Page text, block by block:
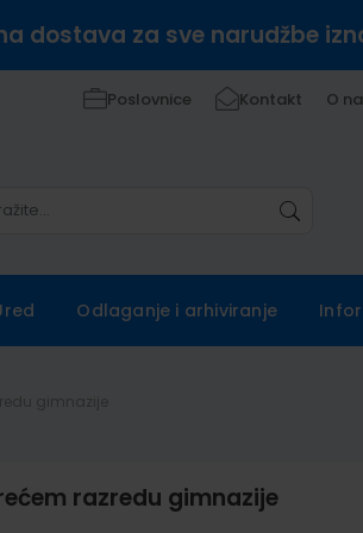
dostava za sve narudžbe
Poslovnice Kontakt O
Odlaganje i arhiviranje
razredu gimnazije